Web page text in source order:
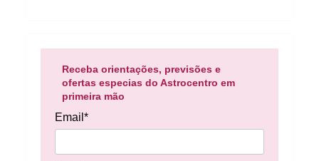
Receba orientações, previsões e
ofertas especias do Astrocentro em
primeira mão
Email*